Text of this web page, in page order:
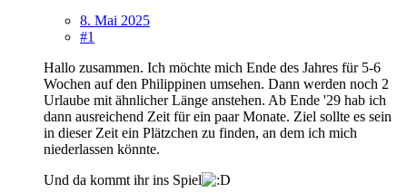
8. Mai 2025
#1
Hallo zusammen. Ich möchte mich Ende des Jahres für 5-6
Wochen auf den Philippinen umsehen. Dann werden noch 2
Urlaube mit ähnlicher Länge anstehen. Ab Ende '29 hab ich
dann ausreichend Zeit für ein paar Monate. Ziel sollte es sein
in dieser Zeit ein Plätzchen zu finden, an dem ich mich
niederlassen könnte.
Und da kommt ihr ins Spiel